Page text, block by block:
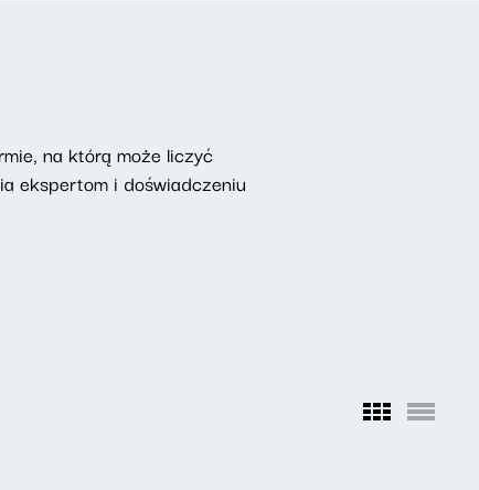
na którą może liczyć
ekspertom i doświadczeniu